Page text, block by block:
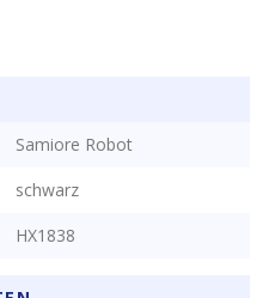
Samiore Robot
schwarz
HX1838